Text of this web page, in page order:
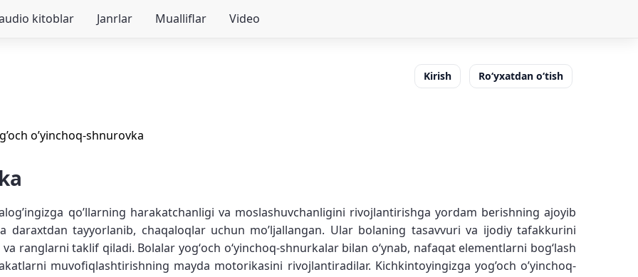
kitoblar Janrlar Mualliflar Video
Kirish Ro‘yxatdan o‘tish
o’yinchoq-shnurovka
qo’llarning harakatchanligi va moslashuvchanligini rivojlantirishga yordam berishning ajoyib
daraxtdan tayyorlanib, chaqaloqlar uchun mo’ljallangan. Ular bolaning tasavvuri va ijodiy tafakkurini
ranglarni taklif qiladi. Bolalar yogʻoch oʻyinchoq-shnurkalar bilan oʻynab, nafaqat elementlarni bogʻlash
muvofiqlashtirishning mayda motorikasini rivojlantiradilar. Kichkintoyingizga yog’och o’yinchoq-